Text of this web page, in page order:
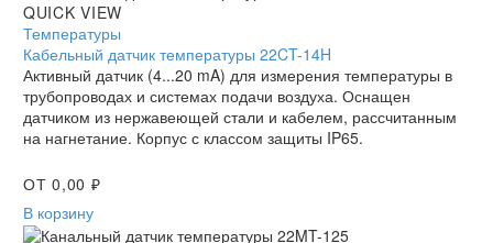
Кабельный
датчик
температуры
22CT-
14H
QUICK VIEW
Температуры
Кабельный датчик температуры 22CT-14H
Активный датчик (4...20 mA) для измерения температуры в
трубопроводах и системах подачи воздуха. Оснащен
датчиком из нержавеющей стали и кабелем, рассчитанным
на нагнетание. Корпус с классом защиты IP65.
ОТ0,00 ₽
В корзину